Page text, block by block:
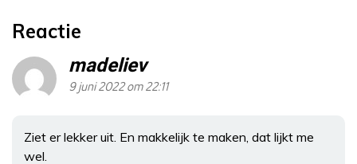
Reactie
madeliev
9 juni 2022 om 22:11
Ziet er lekker uit. En makkelijk te maken, dat lijkt me
wel.